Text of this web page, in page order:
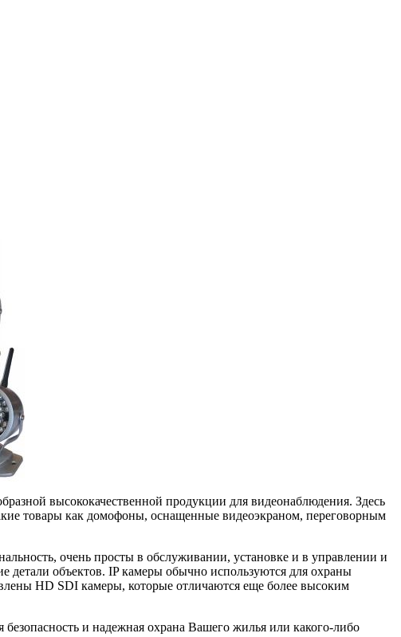
высококачественной продукции для видеонаблюдения. Здесь
товары как домофоны, оснащенные видеоэкраном, переговорным
очень просты в обслуживании, установке и в управлении и
детали объектов. IP камеры обычно используются для охраны
HD SDI камеры, которые отличаются еще более высоким
и надежная охрана Вашего жилья или какого-либо